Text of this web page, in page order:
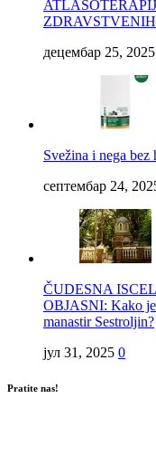
децембар 25, 2025
Svežina i nega
септембар 24,
ČUDESNA
OBJASNI: Kako je
manastir Sestroljin?
јул 31, 2025 0
Pratite nas!